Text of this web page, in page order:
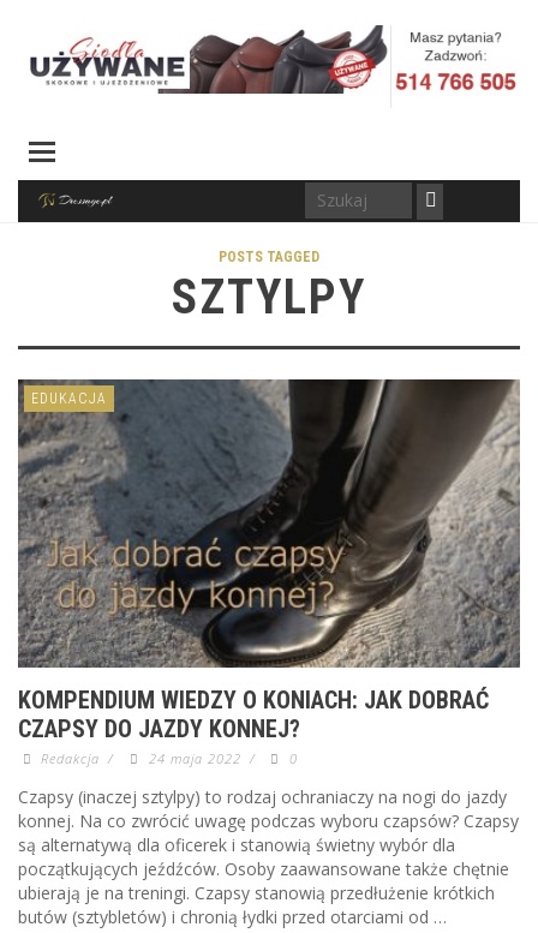
POSTS TAGGED
SZTYLPY
EDUKACJA
KOMPENDIUM WIEDZY O KONIACH: JAK DOBRAĆ
CZAPSY DO JAZDY KONNEJ?
Redakcja / 24 maja 2022 / 0
Czapsy (inaczej sztylpy) to rodzaj ochraniaczy na nogi do jazdy
konnej. Na co zwrócić uwagę podczas wyboru czapsów? Czapsy
są alternatywą dla oficerek i stanowią świetny wybór dla
początkujących jeźdźców. Osoby zaawansowane także chętnie
ubierają je na treningi. Czapsy stanowią przedłużenie krótkich
butów (sztybletów) i chronią łydki przed otarciami od …